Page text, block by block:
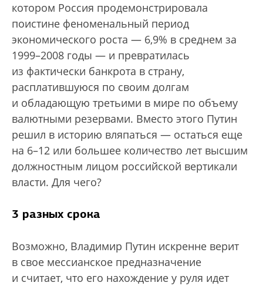
котором Россия продемонстрировала
поистине феноменальный период
экономического роста — 6,9% в среднем за
1999–2008 годы — и превратилась
из фактически банкрота в страну,
расплатившуюся по своим долгам
и обладающую третьими в мире по объему
валютными резервами. Вместо этого Путин
решил в историю вляпаться — остаться еще
на 6–12 или большее количество лет высшим
должностным лицом российской вертикали
власти. Для чего?
3 разных срока
Возможно, Владимир Путин искренне верит
в свое мессианское предназначение
и считает, что его нахождение у руля идет